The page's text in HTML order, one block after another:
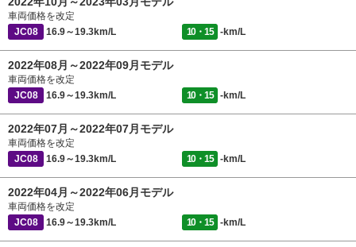
車両価格を改定
JC08
16.9～19.3km/L 10・15 -km/L
2022年08月～2022年09月モデル
車両価格を改定
JC08
16.9～19.3km/L 10・15 -km/L
2022年07月～2022年07月モデル
車両価格を改定
JC08
16.9～19.3km/L 10・15 -km/L
2022年04月～2022年06月モデル
車両価格を改定
JC08
16.9～19.3km/L 10・15 -km/L